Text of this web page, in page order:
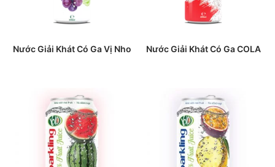
Nước Giải Khát Có Ga Vị Nho Nước Giải Khát Có Ga COLA